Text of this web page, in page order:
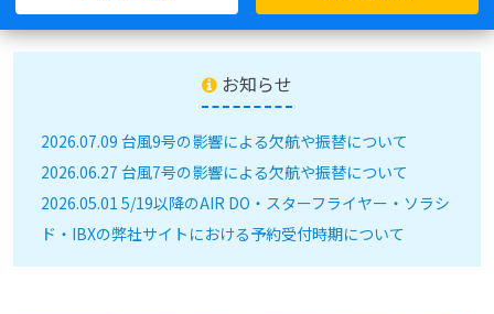
お知らせ
2026.07.09 台風9号の影響による欠航や振替について
2026.06.27 台風7号の影響による欠航や振替について
2026.05.01 5/19以降のAIR DO・スターフライヤー・ソラシ
ド・IBXの弊社サイトにおける予約受付時期について